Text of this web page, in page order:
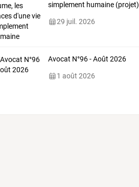
simplement humaine (projet)
29 juil. 2026
Avocat N°96 - Août 2026
1 août 2026